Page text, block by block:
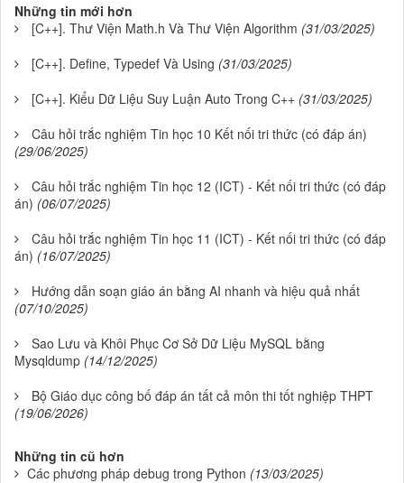
Những tin mới hơn
[C++]. Thư Viện Math.h Và Thư Viện Algorithm (31/03/2025)
[C++]. Define, Typedef Và Using (31/03/2025)
[C++]. Kiểu Dữ Liệu Suy Luận Auto Trong C++ (31/03/2025)
Câu hỏi trắc nghiệm Tin học 10 Kết nối tri thức (có đáp án)
(29/06/2025)
Câu hỏi trắc nghiệm Tin học 12 (ICT) - Kết nối tri thức (có đáp
án) (06/07/2025)
Câu hỏi trắc nghiệm Tin học 11 (ICT) - Kết nối tri thức (có đáp
án) (16/07/2025)
Hướng dẫn soạn giáo án bằng AI nhanh và hiệu quả nhất
(07/10/2025)
Sao Lưu và Khôi Phục Cơ Sở Dữ Liệu MySQL bằng
Mysqldump (14/12/2025)
Bộ Giáo dục công bố đáp án tất cả môn thi tốt nghiệp THPT
(19/06/2026)
Những tin cũ hơn
Các phương pháp debug trong Python (13/03/2025)